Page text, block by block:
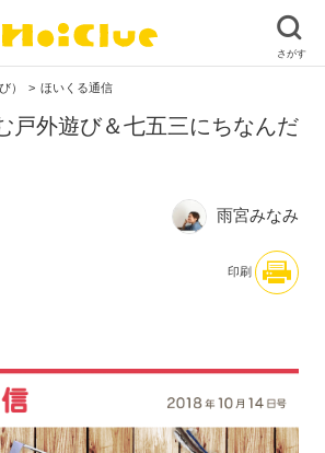
） ほいくる通信
戸外遊び＆七五三にちなんだ
雨宮みなみ
印刷